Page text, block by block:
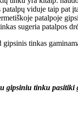
viduje taip pat
patalpoje
sugeria patalpos
tinkas
gipsiniu tinku pasitiki